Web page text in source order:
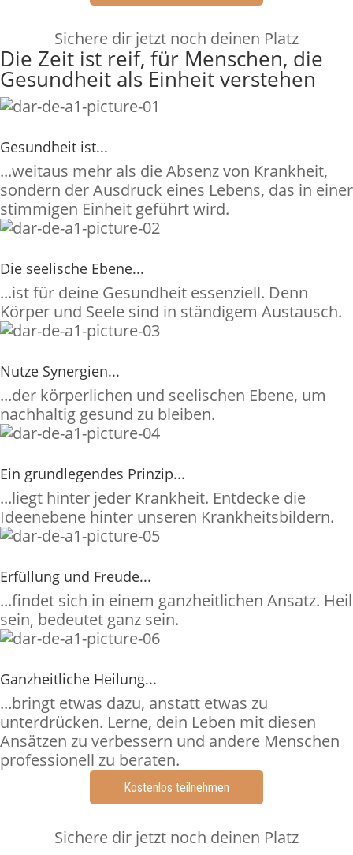
Sichere dir jetzt noch deinen Platz
Die Zeit ist reif, für Menschen, die
Gesundheit als Einheit verstehen
Gesundheit ist...
...weitaus mehr als die Absenz von Krankheit,
sondern der Ausdruck eines Lebens, das in einer
stimmigen Einheit geführt wird.
Die seelische Ebene...
...ist für deine Gesundheit essenziell. Denn
Körper und Seele sind in ständigem Austausch.
Nutze Synergien...
...der körperlichen und seelischen Ebene, um
nachhaltig gesund zu bleiben.
Ein grundlegendes Prinzip...
...liegt hinter jeder Krankheit. Entdecke die
Ideenebene hinter unseren Krankheitsbildern.
Erfüllung und Freude...
...findet sich in einem ganzheitlichen Ansatz. Heil
sein, bedeutet ganz sein.
Ganzheitliche Heilung...
...bringt etwas dazu, anstatt etwas zu
unterdrücken. Lerne, dein Leben mit diesen
Ansätzen zu verbessern und andere Menschen
professionell zu beraten.
Kostenlos teilnehmen
Sichere dir jetzt noch deinen Platz